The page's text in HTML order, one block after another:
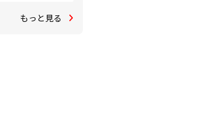
もっと見る